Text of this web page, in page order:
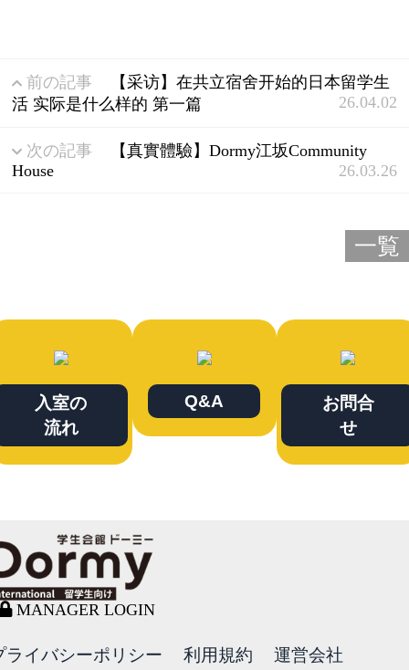
前の記事
【采访】在共立宿舍开始的日本留学生
活 实际是什么样的 第一篇
26.04.02
次の記事
【真實體驗】Dormy江坂Community
House
26.03.26
一覧
入室の
流れ
Q&A
お問合
せ
MANAGER LOGIN
ライバシーポリシー 利用規約 運営会社